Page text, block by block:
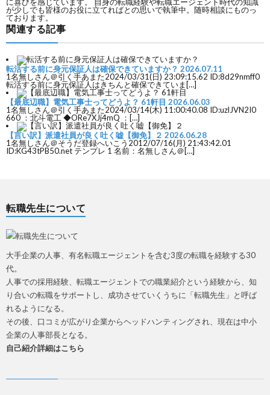
が少しでも皆様のお役に立てればとの思いで執筆中。随時相談にものっ
ております。
関連する記事
転活する前に身元保証人は確保できていますか？ 2026.07.11
1名無しさん＠引く手あまた2024/03/31(日) 23:09:15.62 ID:8d29nmff0
転活する前に身元保証人はきちんと確保できていま[…]
【最底辺職】電気工事士ってどうよ？ 61軒目 2026.06.03
1名無しさん＠引く手あまた2024/03/14(木) 11:00:40.08 ID:uzlJVN2I0
660 ：北斗電工 ◆ORe7XJj4mQ ：[…]
【言い訳】派遣社員が良く吐く嘘【御免】２ 2026.06.28
1名無しさん＠そうだ登録へいこう2012/07/16(月) 21:43:42.01
ID:KG43tPB50.net テンプレ 1 名前：名無しさん＠[…]
転職先生について
大手企業の人事、有名転職エージェントを含む3度の転職を経験する30
代。
人事での採用経験、転職エージェントでの職業紹介という経験から、知
り合いの転職をサポートし、成功させていくうちに「転職先生」と呼ば
れるようになる。
その後、口コミが広がり企業からヘッドハンティングされ、現在は中小
企業の人事部長となる。
自己紹介詳細はこちら